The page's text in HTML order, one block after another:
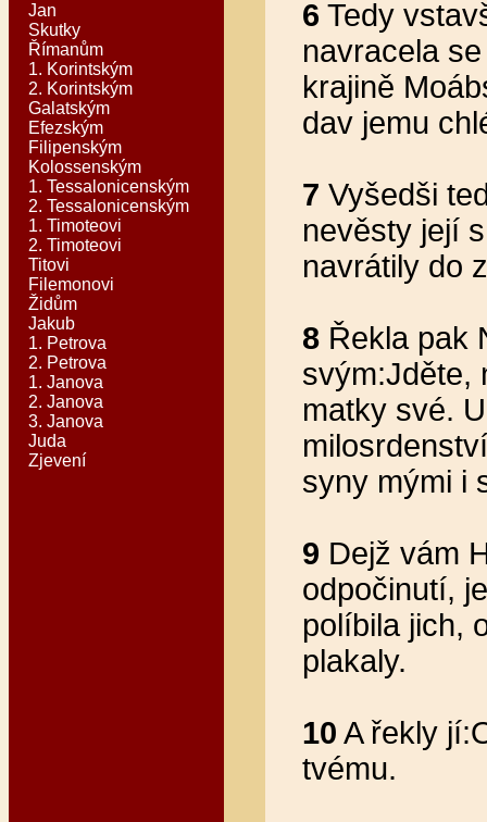
Jan
Skutky
Římanům
1. Korintským
2. Korintským
Galatským
Efezským
Filipenským
Kolossenským
1. Tessalonicenským
2. Tessalonicenským
1. Timoteovi
2. Timoteovi
Titovi
Filemonovi
Židům
Jakub
1. Petrova
2. Petrova
1. Janova
2. Janova
3. Janova
Juda
Zjevení
6 Tedy
navracela
krajině
dav jemu
7 Vyšedši
nevěsty její
navrátily do
8 Řekla pak
svým:Jděte,
matky své.
syny mými i
9 Dejž vám
odpočinutí,
políbila jich,
plakaly.
10 A řekly
tvému.